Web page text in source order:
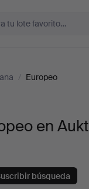
/ Europeo
en
búsqueda